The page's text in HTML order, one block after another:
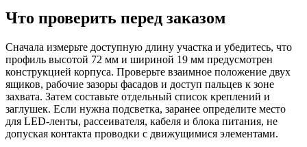
Что проверить перед заказом
Сначала измерьте доступную длину участка и убедитесь, что
профиль высотой 72 мм и шириной 19 мм предусмотрен
конструкцией корпуса. Проверьте взаимное положение двух
ящиков, рабочие зазоры фасадов и доступ пальцев к зоне
захвата. Затем составьте отдельный список креплений и
заглушек. Если нужна подсветка, заранее определите место
для LED-ленты, рассеивателя, кабеля и блока питания, не
допуская контакта проводки с движущимися элементами.